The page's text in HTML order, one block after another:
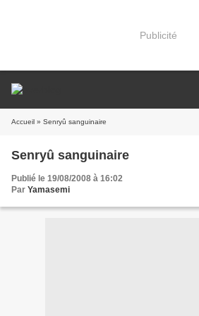
Publicité
Accueil » Senryû sanguinaire
Senryû sanguinaire
Publié le 19/08/2008 à 16:02
Par Yamasemi